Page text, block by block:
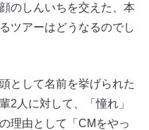
のしんいちを交えた、本
ツアーはどうなるのでし
として名前を挙げられた
2人に対して、「憧れ」
理由として「CMをやっ